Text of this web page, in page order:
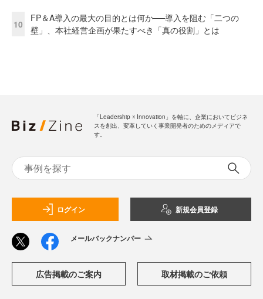
10
FP＆A導入の最大の目的とは何か──導入を阻む「二つの
壁」、本社経営企画が果たすべき「真の役割」とは
「Leadership ☓ Innovation」を軸に、企業においてビジネ
スを創出、変革していく事業開発者のためのメディアで
す。
ログイン 新規会員登録
メールバックナンバー
広告掲載のご案内 取材掲載のご依頼